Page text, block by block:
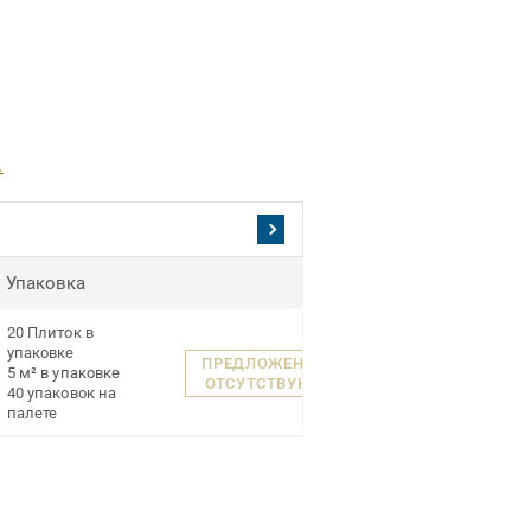
Упаковка
20 Плиток в
упаковке
5 м² в упаковке
40 упаковок на
палете
ПРЕДЛОЖЕНИЯ
ОТСУТСТВУЮТ